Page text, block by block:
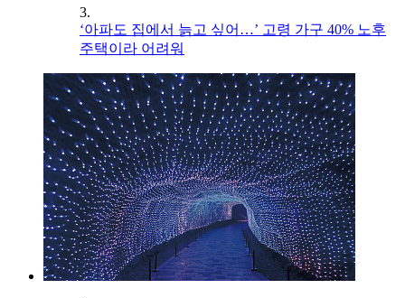
3.
‘아파도 집에서 늙고 싶어…’ 고령 가구 40% 노후
주택이라 어려워